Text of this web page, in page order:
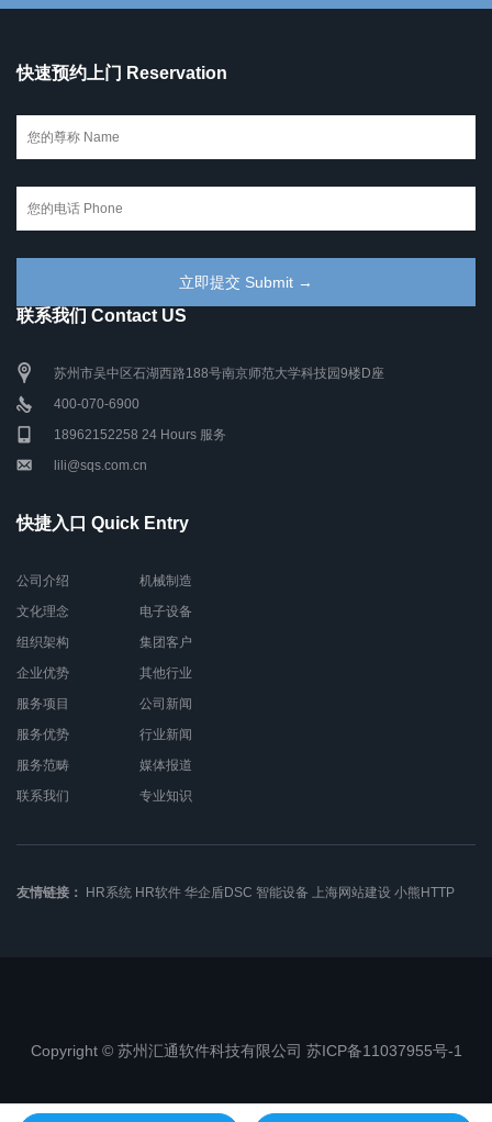
快速预约上门 Reservation
联系我们 Contact US
苏州市吴中区石湖西路188号南京师范大学科技园9楼D座
400-070-6900
18962152258 24 Hours 服务
lili@sqs.com.cn
快捷入口 Quick Entry
公司介绍
文化理念
组织架构
企业优势
服务项目
服务优势
服务范畴
联系我们
机械制造
电子设备
集团客户
其他行业
公司新闻
行业新闻
媒体报道
专业知识
友情链接： HR系统 HR软件 华企盾DSC 智能设备 上海网站建设 小熊HTTP
Copyright © 苏州汇通软件科技有限公司 苏ICP备11037955号-1